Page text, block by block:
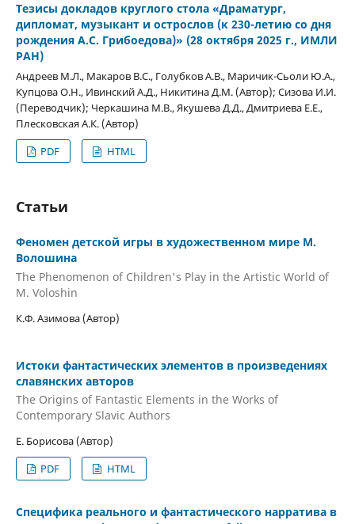
Тезисы докладов круглого стола «Драматург,
дипломат, музыкант и острослов (к 230-летию со дня
рождения А.С. Грибоедова)» (28 октября 2025 г., ИМЛИ
РАН)
Андреев М.Л., Макаров В.С., Голубков А.В., Маричик-Сьоли Ю.А.,
Купцова О.Н., Ивинский А.Д., Никитина Д.М. (Автор); Сизова И.И.
(Переводчик); Черкашина М.В., Якушева Д.Д., Дмитриева Е.Е.,
Плесковская А.К. (Автор)
PDF
HTML
Статьи
Феномен детской игры в художественном мире М.
Волошина
The Phenomenon of Children's Play in the Artistic World of
M. Voloshin
К.Ф. Азимова (Автор)
Истоки фантастических элементов в произведениях
славянских авторов
The Origins of Fantastic Elements in the Works of
Contemporary Slavic Authors
Е. Борисова (Автор)
PDF
HTML
Специфика реального и фантастического нарратива в